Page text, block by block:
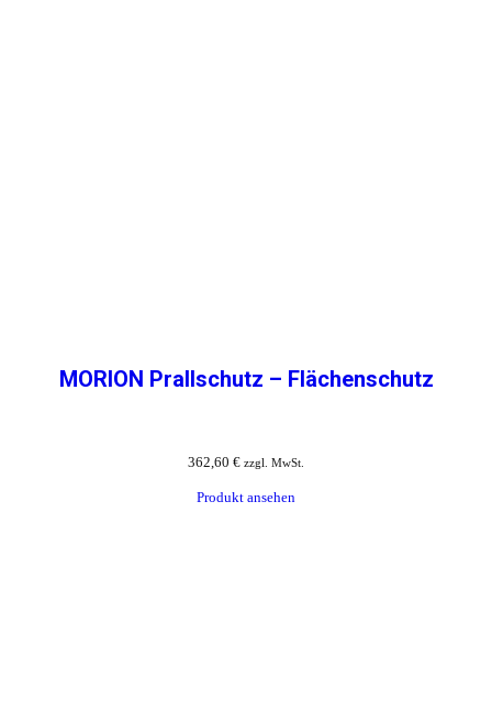
MORION Prallschutz – Flächenschutz
362,60 € zzgl. MwSt.
Produkt ansehen